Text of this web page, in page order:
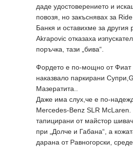
даде удостоверението и
повозя, но закъснявах за
Банкя и оставихме за другия
Akrapovic отказаха
поръчка, тази „бива“.
Фордето е по-мощно от Фиат
наказвало паркирани
Мазератита..
Даже има слух,че е по-
Mercedes-Benz SLR McLaren.
тапицирани от майстор
при „Долче и Габана“, а
дарана от Равногорски,